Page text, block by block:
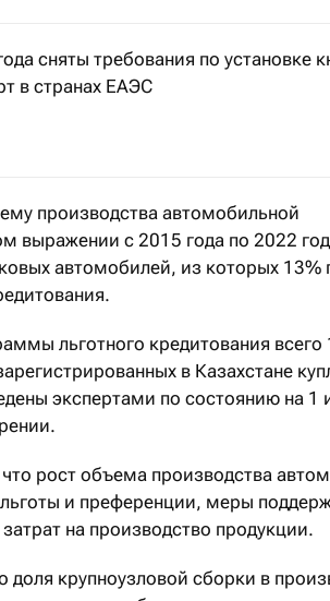
сняты требования по установке
в странах ЕАЭС
отразится на развитии
производства автомобильной
выражении с 2015 года по 2022 год
автомобилей, из которых 13%
льготного кредитования всего
в Казахстане
экспертами по состоянию на 1
рост объема производства
и преференции, меры
на производство продукции.
доля крупноузловой сборки в